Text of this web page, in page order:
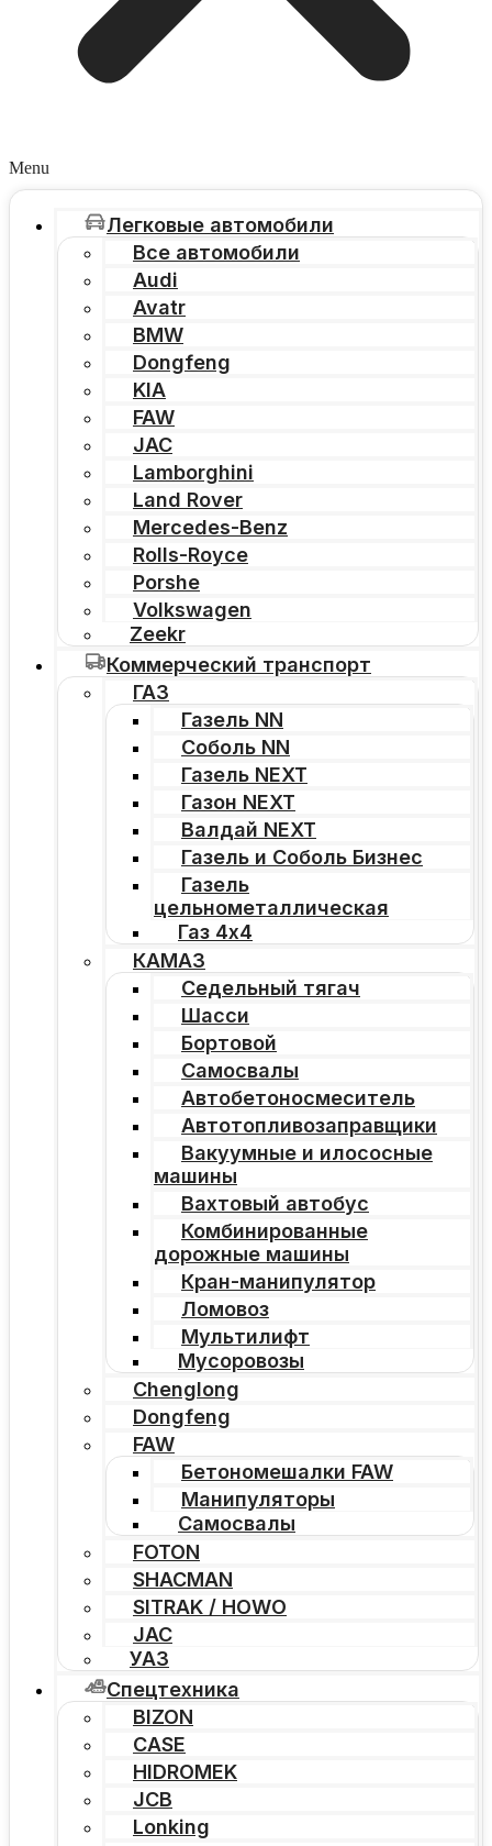
Menu
Легковые автомобили
Все автомобили
Audi
Avatr
BMW
Dongfeng
KIA
FAW
JAC
Lamborghini
Land Rover
Mercedes-Benz
Rolls-Royce
Porshe
Volkswagen
Zeekr
Коммерческий транспорт
ГАЗ
Газель NN
Соболь NN
Газель NEXT
Газон NEXT
Валдай NEXT
Газель и Соболь Бизнес
Газель
цельнометаллическая
Газ 4х4
КАМАЗ
Седельный тягач
Шасси
Бортовой
Самосвалы
Автобетоносмеситель
Автотопливозаправщики
Вакуумные и илососные
машины
Вахтовый автобус
Комбинированные
дорожные машины
Кран-манипулятор
Ломовоз
Мультилифт
Мусоровозы
Chenglong
Dongfeng
FAW
Бетономешалки FAW
Манипуляторы
Самосвалы
FOTON
SHACMAN
SITRAK / HOWO
JAC
УАЗ
Спецтехника
BIZON
CASE
HIDROMEK
JCB
Lonking